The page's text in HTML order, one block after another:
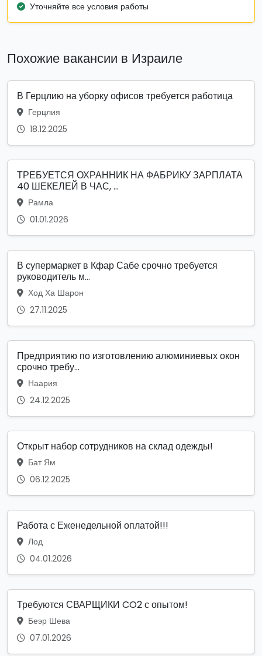
Уточняйте все условия работы
Похожие вакансии в Израиле
В Герцлию на уборку офисов требуется работица
Герцлия
18.12.2025
ТРЕБУЕТСЯ ОХРАННИК НА ФАБРИКУ ЗАРПЛАТА
40 ШЕКЕЛЕЙ В ЧАС, ...
Рамла
01.01.2026
В супермаркет в Кфар Сабе срочно требуется
руководитель м...
Ход Ха Шарон
27.11.2025
Предприятию по изготовлению алюминиевых окон
срочно требу...
Наария
24.12.2025
Открыт набор сотрудников на склад одежды!
Бат Ям
06.12.2025
Работа с Еженедельной оплатой!!!
Лод
04.01.2026
Требуются СВАРЩИКИ CO2 с опытом!
Беэр Шева
07.01.2026